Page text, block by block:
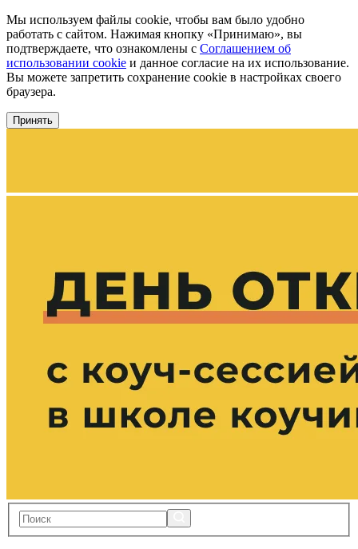
Мы используем файлы cookie, чтобы вам было удобно
работать с сайтом. Нажимая кнопку «Принимаю», вы
подтверждаете, что ознакомлены с Соглашением об
использовании cookie и данное согласие на их использование.
Вы можете запретить сохранение cookie в настройках своего
браузера.
Принять